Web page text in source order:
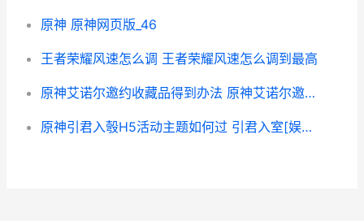
原神 原神网页版_46
王者荣耀风速怎么调 王者荣耀风速怎么调到最高
原神艾诺尔邀约收藏品得到办法 原神艾诺尔邀约2
原神引君入彀H5活动主题如何过 引君入室[娱乐圈]最新章节-引君入室[娱乐圈]无弹窗